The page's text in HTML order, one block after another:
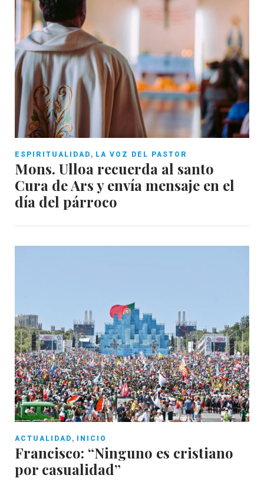
ESPIRITUALIDAD , LA VOZ DEL PASTOR
Mons. Ulloa recuerda al santo
Cura de Ars y envía mensaje en el
día del párroco
ACTUALIDAD , INICIO
Francisco: “Ninguno es cristiano
por casualidad”